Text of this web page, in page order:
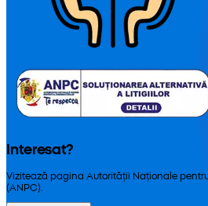
Interesat?
Vizitează pagina Autorității Naționale
(ANPC).